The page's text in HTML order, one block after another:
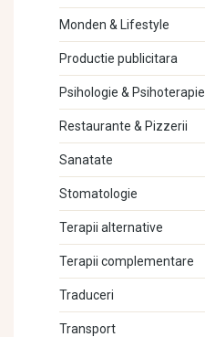
Monden & Lifestyle
Productie publicitara
Psihologie & Psihoterapie
Restaurante & Pizzerii
Sanatate
Stomatologie
Terapii alternative
Terapii complementare
Traduceri
Transport